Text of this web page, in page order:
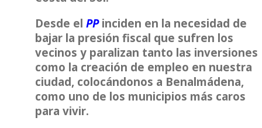
Desde el PPinciden en la necesidad de
bajar la presión fiscal que sufren los
vecinos y paralizan tanto las inversiones
como la creación de empleo en nuestra
ciudad, colocándonos a Benalmádena,
como uno de los municipios más caros
para vivir.